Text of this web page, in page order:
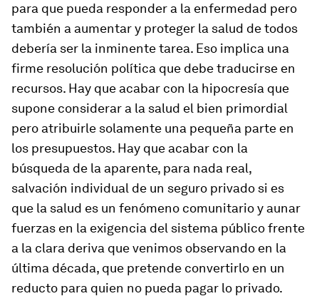
para que pueda responder a la enfermedad pero
también a aumentar y proteger la salud de todos
debería ser la inminente tarea. Eso implica una
firme resolución política que debe traducirse en
recursos. Hay que acabar con la hipocresía que
supone considerar a la salud el bien primordial
pero atribuirle solamente una pequeña parte en
los presupuestos. Hay que acabar con la
búsqueda de la aparente, para nada real,
salvación individual de un seguro privado si es
que la salud es un fenómeno comunitario y aunar
fuerzas en la exigencia del sistema público frente
a la clara deriva que venimos observando en la
última década, que pretende convertirlo en un
reducto para quien no pueda pagar lo privado.